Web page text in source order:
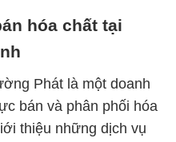
hóa chất tại
Phát là một doanh
bán và phân phối hóa
thiệu những dịch vụ